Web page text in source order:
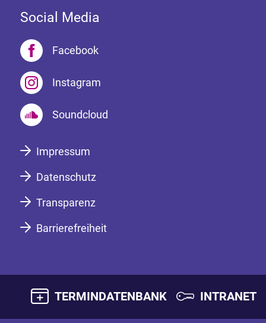
Social Media
Facebook
Instagram
Soundcloud
Impressum
Datenschutz
Transparenz
Barrierefreiheit
TERMINDATENBANK INTRANET